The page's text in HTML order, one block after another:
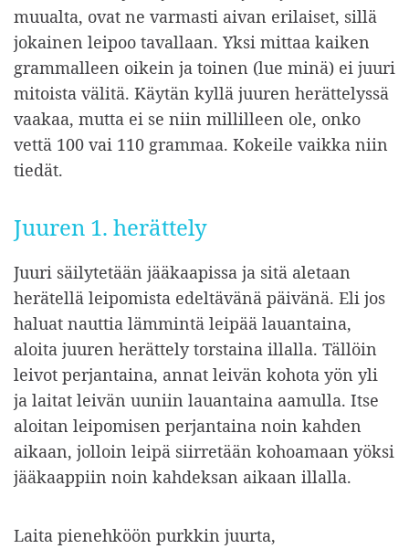
muualta, ovat ne varmasti aivan erilaiset, sillä
jokainen leipoo tavallaan. Yksi mittaa kaiken
grammalleen oikein ja toinen (lue minä) ei juuri
mitoista välitä. Käytän kyllä juuren herättelyssä
vaakaa, mutta ei se niin millilleen ole, onko
vettä 100 vai 110 grammaa. Kokeile vaikka niin
tiedät.
Juuren 1. herättely
Juuri säilytetään jääkaapissa ja sitä aletaan
herätellä leipomista edeltävänä päivänä. Eli jos
haluat nauttia lämmintä leipää lauantaina,
aloita juuren herättely torstaina illalla. Tällöin
leivot perjantaina, annat leivän kohota yön yli
ja laitat leivän uuniin lauantaina aamulla. Itse
aloitan leipomisen perjantaina noin kahden
aikaan, jolloin leipä siirretään kohoamaan yöksi
jääkaappiin noin kahdeksan aikaan illalla.
Laita pienehköön purkkin juurta,